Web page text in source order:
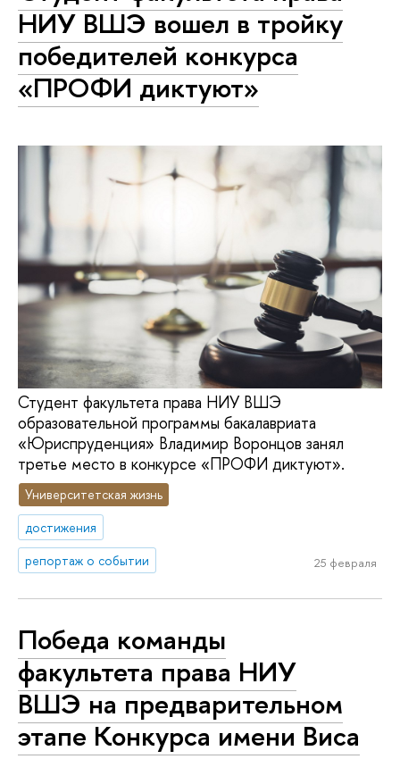
НИУ ВШЭ вошел в тройку
победителей конкурса
«ПРОФИ диктуют»
Студент факультета права НИУ ВШЭ
образовательной программы бакалавриата
«Юриспруденция» Владимир Воронцов занял
третье место в конкурсе «ПРОФИ диктуют».
Университетская жизнь
достижения
репортаж о событии
25 февраля
Победа команды
факультета права НИУ
ВШЭ на предварительном
этапе Конкурса имени Виса